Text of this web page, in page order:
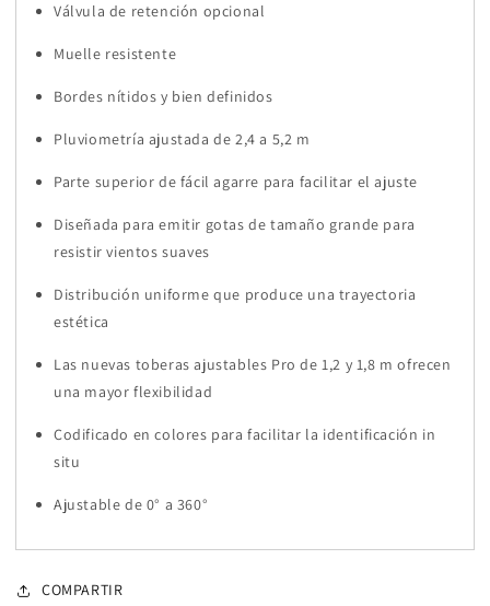
Válvula de retención opcional
Muelle resistente
Bordes nítidos y bien definidos
Pluviometría ajustada de 2,4 a 5,2 m
Parte superior de fácil agarre para facilitar el ajuste
Diseñada para emitir gotas de tamaño grande para
resistir vientos suaves
Distribución uniforme que produce una trayectoria
estética
Las nuevas toberas ajustables Pro de 1,2 y 1,8 m ofrecen
una mayor flexibilidad
Codificado en colores para facilitar la identificación in
situ
Ajustable de 0° a 360°
COMPARTIR